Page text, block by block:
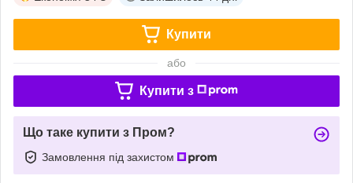
Купити
або
Купити з
Що таке купити з Пром?
Замовлення під захистом